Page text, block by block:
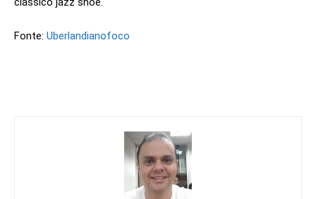
Fonte: Uberlandianofoco